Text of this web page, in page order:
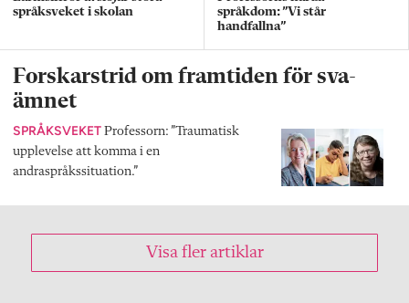
språksveket i skolan
språkdom: ”Vi står
handfallna”
Forskarstrid om framtiden för sva-
ämnet
SPRÅKSVEKET Professorn: ”Traumatisk
upplevelse att komma i en
andraspråkssituation.”
Visa fler artiklar